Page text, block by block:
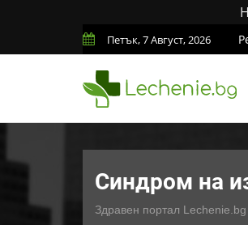
Петък, 7 Август, 2026
Синдром на
Здравен портал Lechenie.bg